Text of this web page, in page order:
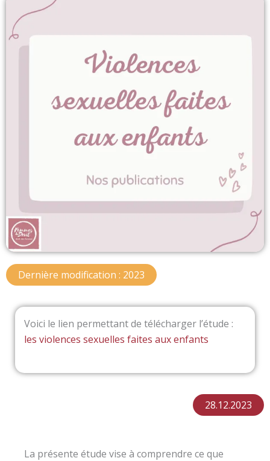
Dernière modification : 2023
Voici le lien permettant de télécharger l’étude :
les violences sexuelles faites aux enfants
28.12.2023
La présente étude vise à comprendre ce que